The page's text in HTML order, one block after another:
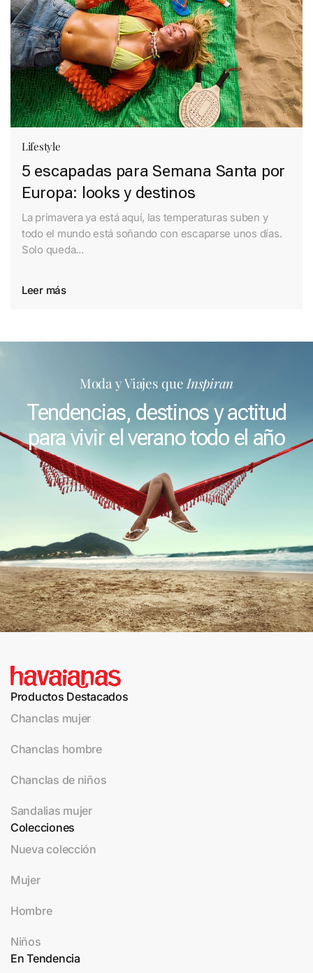
Lifestyle
5 escapadas para Semana Santa por
Europa: looks y destinos
La primavera ya está aquí, las temperaturas suben y
todo el mundo está soñando con escaparse unos días.
Solo queda...
Leer más
Moda y Viajes que Inspiran
Tendencias, destinos y actitud
para vivir el verano todo el año
Productos Destacados
Chanclas mujer
Chanclas hombre
Chanclas de niños
Sandalias mujer
Colecciones
Nueva colección
Mujer
Hombre
Niños
En Tendencia